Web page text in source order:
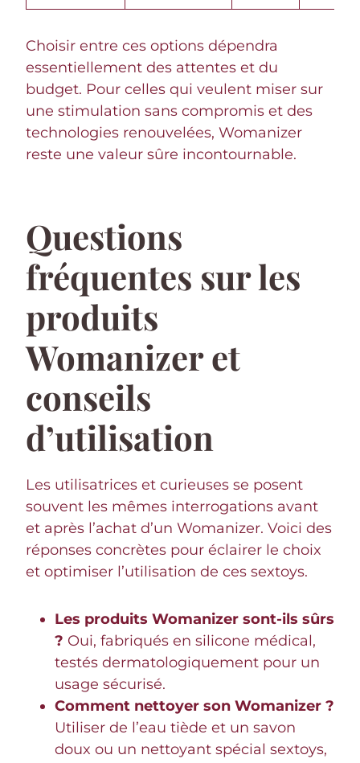
Choisir entre ces options dépendra
essentiellement des attentes et du
budget. Pour celles qui veulent miser sur
une stimulation sans compromis et des
technologies renouvelées, Womanizer
reste une valeur sûre incontournable.
Questions
fréquentes sur les
produits
Womanizer et
conseils
d’utilisation
Les utilisatrices et curieuses se posent
souvent les mêmes interrogations avant
et après l’achat d’un Womanizer. Voici des
réponses concrètes pour éclairer le choix
et optimiser l’utilisation de ces sextoys.
Les produits Womanizer sont-ils sûrs
? Oui, fabriqués en silicone médical,
testés dermatologiquement pour un
usage sécurisé.
Comment nettoyer son Womanizer ?
Utiliser de l’eau tiède et un savon
doux ou un nettoyant spécial sextoys,